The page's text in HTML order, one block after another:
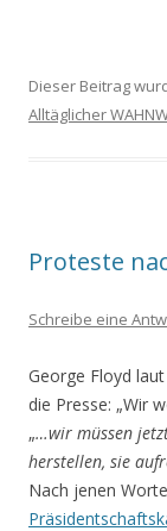
Dieser Beitrag
Alltäglicher
Proteste
Schreibe eine
George Floyd
die Presse: „Wir
„…wir müssen
herstellen, sie
Nach jenen